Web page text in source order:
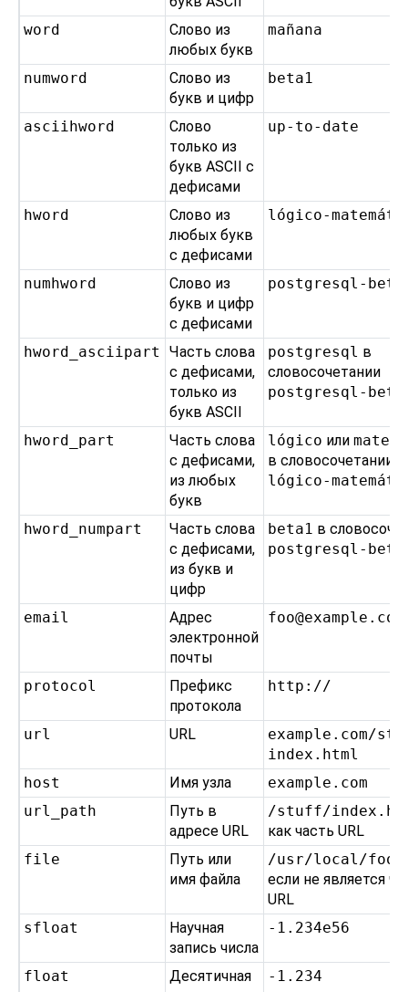
word
Слово из
любых букв
mañana
numword
Слово из
букв и цифр
beta1
asciihword
Слово
только из
букв ASCII с
дефисами
up-to-date
hword
Слово из
любых букв
с дефисами
lógico-
numhword
Слово из
букв и цифр
с дефисами
postgresql-
hword_asciipart
Часть слова
с дефисами,
только из
букв ASCII
postgresql в
словосочетании
postgresql-
hword_part
Часть слова
с дефисами,
из любых
букв
lógico или
в словосочетании
lógico-
hword_numpart
Часть слова
с дефисами,
из букв и
цифр
beta1 в
postgresql-
email
Адрес
электронной
почты
foo@example.com
protocol
Префикс
протокола
http://
url URL
example.com/
index.html
host
Имя узла
example.com
url_path
Путь в
адресе URL
/stuff/
как часть URL
file
Путь или
имя файла
/usr/local/
если не является
URL
sfloat
Научная
запись числа
-1.234e56
float
Десятичная
-1.234